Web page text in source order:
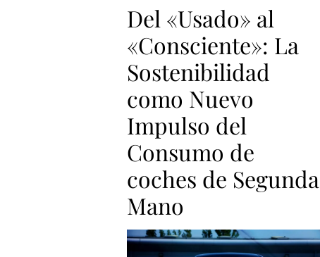
Del «Usado» al
«Consciente»: La
Sostenibilidad
como Nuevo
Impulso del
Consumo de
coches de Segunda
Mano